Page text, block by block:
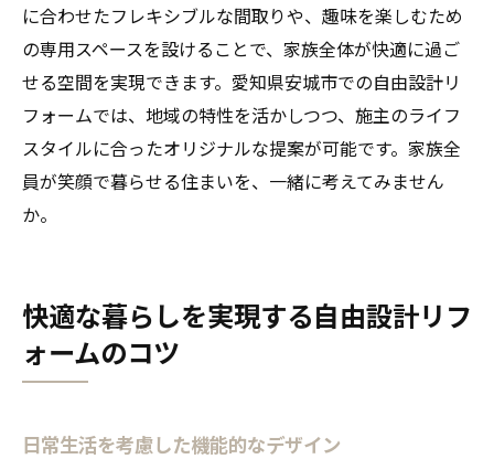
に合わせたフレキシブルな間取りや、趣味を楽しむため
の専用スペースを設けることで、家族全体が快適に過ご
せる空間を実現できます。愛知県安城市での自由設計リ
フォームでは、地域の特性を活かしつつ、施主のライフ
スタイルに合ったオリジナルな提案が可能です。家族全
員が笑顔で暮らせる住まいを、一緒に考えてみません
か。
快適な暮らしを実現する自由設計リフ
ォームのコツ
日常生活を考慮した機能的なデザイン